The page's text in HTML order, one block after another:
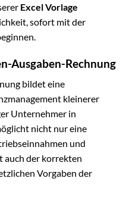
Excel Vorlage
sofort mit der
Ausgaben-Rechnung
bildet eine
kleinerer
Unternehmer in
nicht nur eine
und
auch der korrekten
Vorgaben der